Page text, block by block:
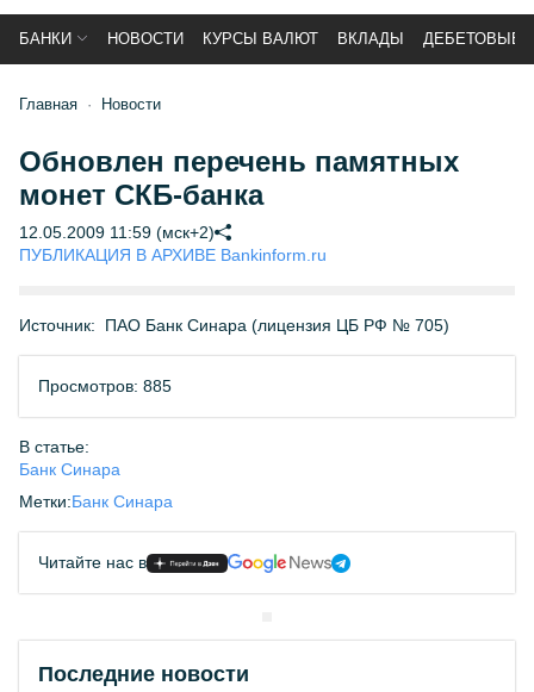
БАНКИ НОВОСТИ КУРСЫ ВАЛЮТ ВКЛАДЫ ДЕБЕТОВЫЕ
Главная Новости
Обновлен перечень памятных
монет СКБ-банка
12.05.2009 11:59 (мск+2)
ПУБЛИКАЦИЯ В АРХИВЕ Bankinform.ru
Источник: ПАО Банк Синара (лицензия ЦБ РФ № 705)
Просмотров: 885
В статье:
Банк Синара
Метки:Банк Синара
Читайте нас в
Последние новости